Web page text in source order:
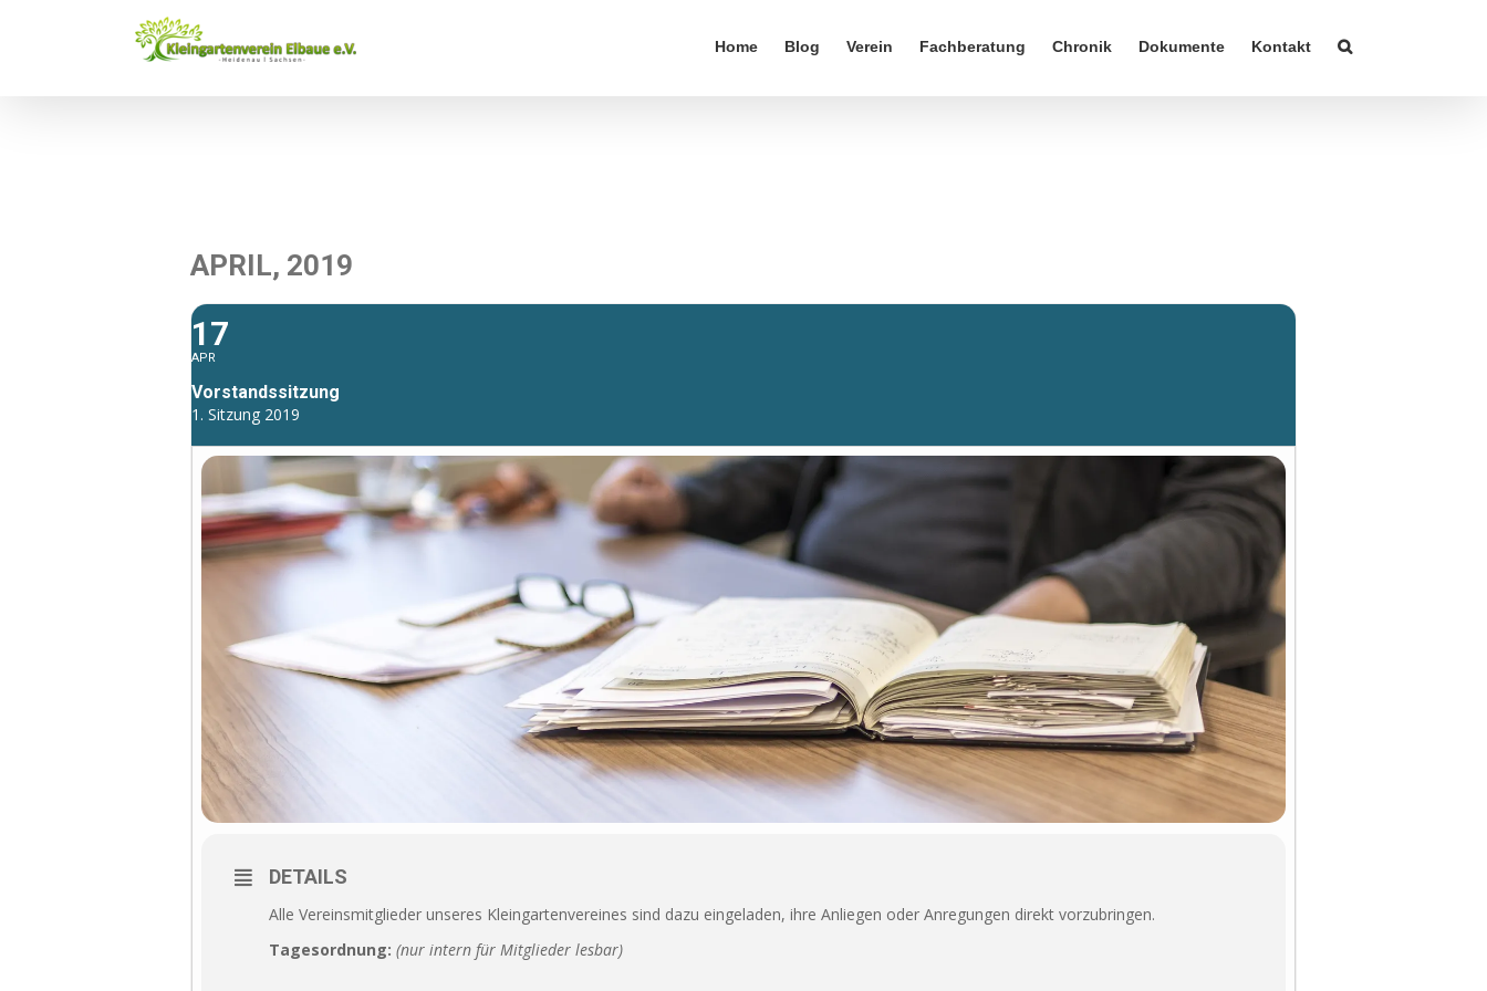
Home Blog Verein Fachberatung Chronik Dokumente Kontakt
APRIL, 2019
17
APR
Vorstandssitzung
1. Sitzung 2019
DETAILS
Alle Vereinsmitglieder unseres Kleingartenvereines sind dazu eingeladen, ihre Anliegen oder Anregungen direkt vorzubringen.
Tagesordnung: (nur intern für Mitglieder lesbar)